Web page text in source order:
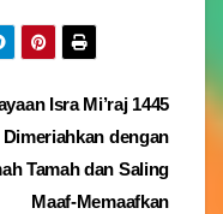
Isra Mi’raj 1445
Dimeriahkan dengan
Tamah dan Saling
Maaf-Memaafkan